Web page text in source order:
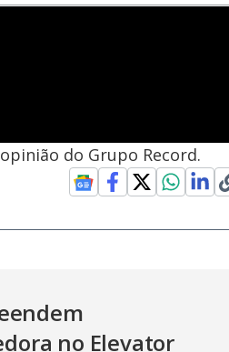
do Grupo Record.
no Elevator